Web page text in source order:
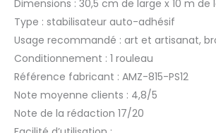
Dimensions : 30,5 cm de large x 10 m de
Type : stabilisateur auto-adhésif
Usage recommandé : art et artisanat,
Conditionnement : 1 rouleau
Référence fabricant : AMZ-815-PS12
Note moyenne clients : 4,8/5
Note de la rédaction 17/20